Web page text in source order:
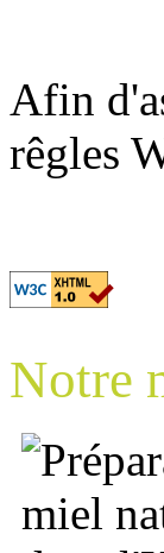
Afin
rêgles
Notre